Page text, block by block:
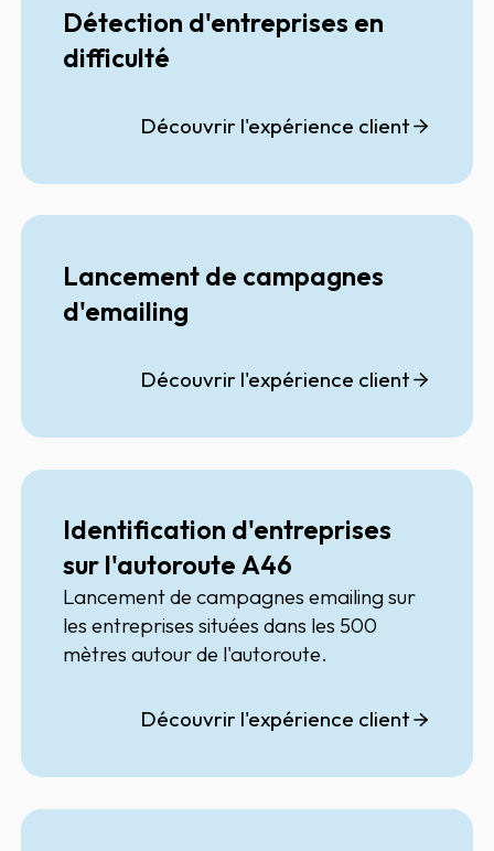
Détection d'entreprises en
difficulté
Découvrir l'expérience client
Lancement de campagnes
d'emailing
Découvrir l'expérience client
Identification d'entreprises
sur l'autoroute A46
Lancement de campagnes emailing sur
les entreprises situées dans les 500
mètres autour de l'autoroute.
Découvrir l'expérience client